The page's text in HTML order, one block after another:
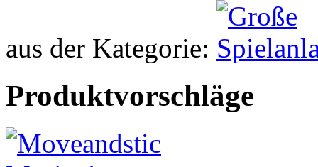
aus der Kategorie:
Produktvorschläge